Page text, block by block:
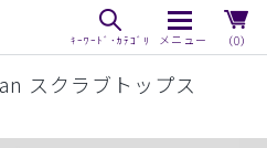
（0）
スクラブトップス